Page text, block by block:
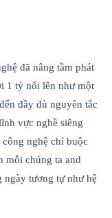
đã nâng tầm phát
1 tỷ nổi lên như một
đầy đủ nguyên tắc
vực nghề siêng
nghệ chỉ buộc
mỗi chúng ta and
ngày tương tự như hệ